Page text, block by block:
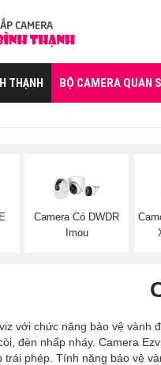
THẠNH BỘ CAMERA QUAN
Camera Có DWDR
Imou
với chức năng bảo vệ vành
đèn nhấp nháy. Camera
trái phép. Tính năng bảo vệ